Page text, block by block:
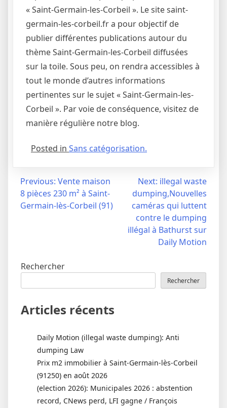
« Saint-Germain-les-Corbeil ». Le site saint-
germain-les-corbeil.fr a pour objectif de
publier différentes publications autour du
thème Saint-Germain-les-Corbeil diffusées
sur la toile. Sous peu, on rendra accessibles à
tout le monde d’autres informations
pertinentes sur le sujet « Saint-Germain-les-
Corbeil ». Par voie de conséquence, visitez de
manière régulière notre blog.
Posted in Sans catégorisation.
Navigation
Previous: Vente maison
8 pièces 230 m² à Saint-
Germain-lès-Corbeil (91)
Next: illegal waste
dumping,Nouvelles
caméras qui luttent
contre le dumping
illégal à Bathurst sur
Daily Motion
Rechercher
Rechercher
Articles récents
Daily Motion (illegal waste dumping): Anti
dumping Law
Prix m2 immobilier à Saint-Germain-lès-Corbeil
(91250) en août 2026
(election 2026): Municipales 2026 : abstention
record, CNews perd, LFI gagne / François